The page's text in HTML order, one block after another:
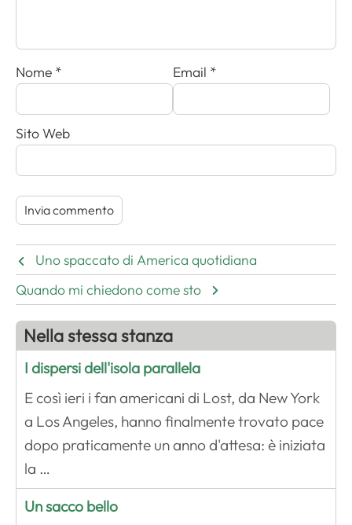
Nome * Email *
Sito Web
Uno spaccato di America quotidiana
Quando mi chiedono come sto
Nella stessa stanza
I dispersi dell'isola parallela
E così ieri i fan americani di Lost, da New York
a Los Angeles, hanno finalmente trovato pace
dopo praticamente un anno d'attesa: è iniziata
la …
Un sacco bello